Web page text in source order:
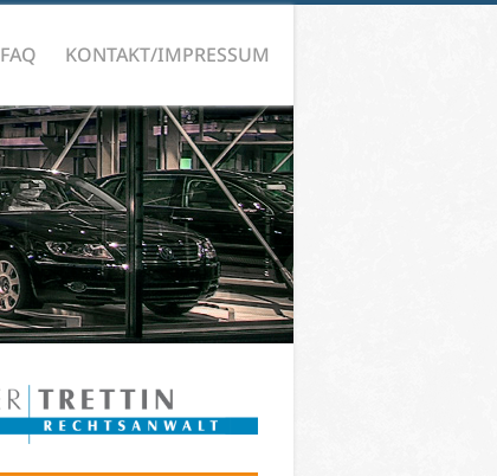
FAQ KONTAKT/IMPRESSUM